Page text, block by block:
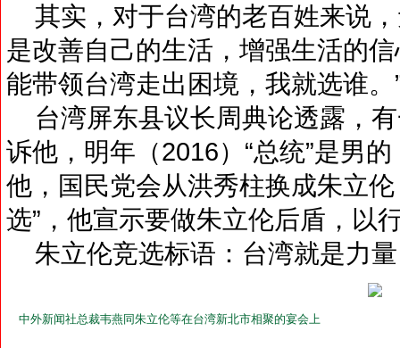
其实，对于台湾的老百姓来说
是改善自己的生活，增强生活的
能带领台湾走出困境，我就选谁。
台湾屏东县议长周典论透露，
诉他，明年（2016）“总统”是男
他，国民党会从洪秀柱换成朱立
选”，他宣示要做朱立伦后盾，以
朱立伦竞选标语：台湾就是力
中外新闻社总裁韦燕同朱立伦等在台湾新北市相聚的宴会上